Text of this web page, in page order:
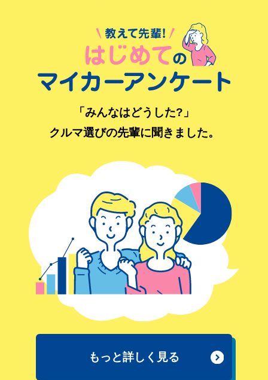
「みんなはどうした?」
クルマ選びの先輩に聞きました。
もっと詳しく見る